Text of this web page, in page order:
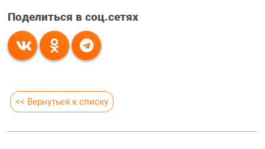
Поделиться в соц.сетях
<< Вернуться к списку